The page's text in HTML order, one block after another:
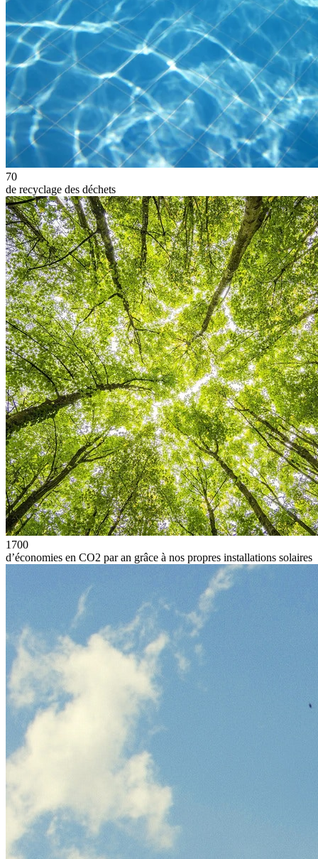
70
de recyclage des déchets
1700
d’économies en CO2 par an grâce à nos propres installations solaires